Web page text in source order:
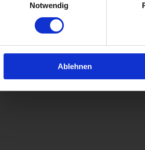
Notwendig
Ablehnen